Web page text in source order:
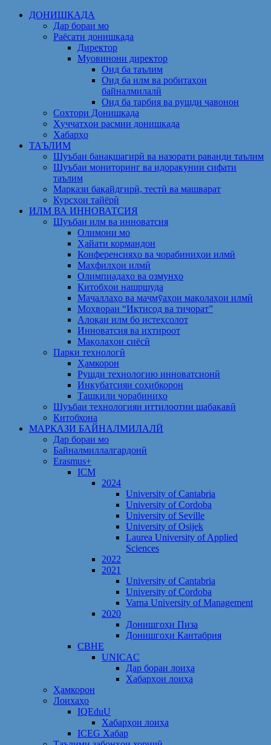
Skip
ДОНИШКАДА
Дар бораи мо
Раёсати донишкада
Директор
Муовинони директор
Оид ба таълим
Оид ба илм ва робитаҳои
байналмилалӣ
Оид ба тарбия ва рушди ҷавонон
Сохтори Донишкада
Ҳуҷҷатҳои расмии донишкада
Хабарҳо
ТАЪЛИМ
Шуъбаи банақшагирӣ ва назорати раванди таълим
Шуъбаи мониторинг ва идоракунии сифати
таълим
Маркази бақайдгирӣ, тестӣ ва машварат
Курсҳои тайёрӣ
ИЛМ ВА ИННОВАТСИЯ
Шуъбаи илм ва инноватсия
Олимони мо
Ҳайати кормандон
Конференсияҳо ва чорабиниҳои илмӣ
Маҳфилҳои илмӣ
Олимпиадаҳо ва озмунҳо
Китобҳои нашршуда
Маҷаллаҳо ва маҷмӯаҳои мақолаҳои илмӣ
Моҳвораи “Иқтисод ва тиҷорат”
Алоқаи илм бо истеҳсолот
Инноватсия ва ихтироот
Мақолаҳои сиёсӣ
Парки технологӣ
Ҳамкорон
Рушди технологию инноватсионӣ
Инкубатсияи соҳибкорон
Ташкили чорабиниҳо
Шуъбаи технологияи иттилоотии шабакавӣ
Китобхона
МАРКАЗИ БАЙНАЛМИЛАЛӢ
Дар бораи мо
Байналмиллалгардонӣ
Erasmus+
ICM
2024
University of Cantabria
University of Cordoba
University of Seville
University of Osijek
Laurea University of Applied
Sciences
2022
2021
University of Cantabria
University of Cordoba
Varna University of Management
2020
Донишгоҳи Пиза
Донишгоҳи Кантабрия
CBHE
UNICAC
Дар бораи лоиҳа
Хабарҳои лоиҳа
Ҳамкорон
Лоихаҳо
IQEduU
Хабарҳои лоиҳа
ICEG Хабар